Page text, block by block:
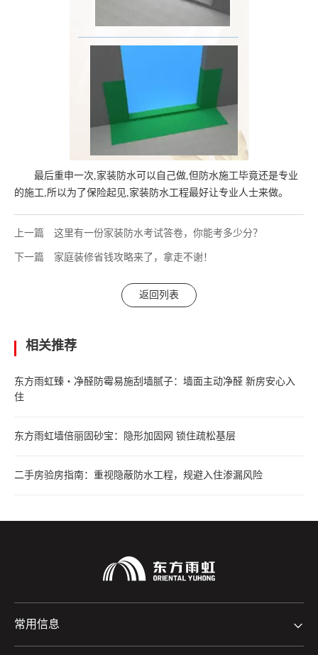
最后重申一次,家装防水可以自己做,但防水施工毕竟还是专业
的施工,所以为了保险起见,家装防水工程最好让专业人士来做。
上一篇 这里有一份家装防水考试答卷，你能考多少分？
下一篇 家庭装修省钱攻略来了，拿走不谢！
返回列表
相关推荐
东方雨虹臻・净醛防霉易施刮墙腻子：墙面主动净醛 新房安心入
住
东方雨虹墙倍丽固砂宝：隐形加固网 锁住疏松基层
二手房验房指南：重视隐蔽防水工程，规避入住渗漏风险
常用信息